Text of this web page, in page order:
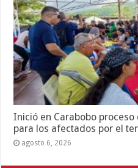
Inició en Carabobo
para los afectados por el
agosto 6, 2026